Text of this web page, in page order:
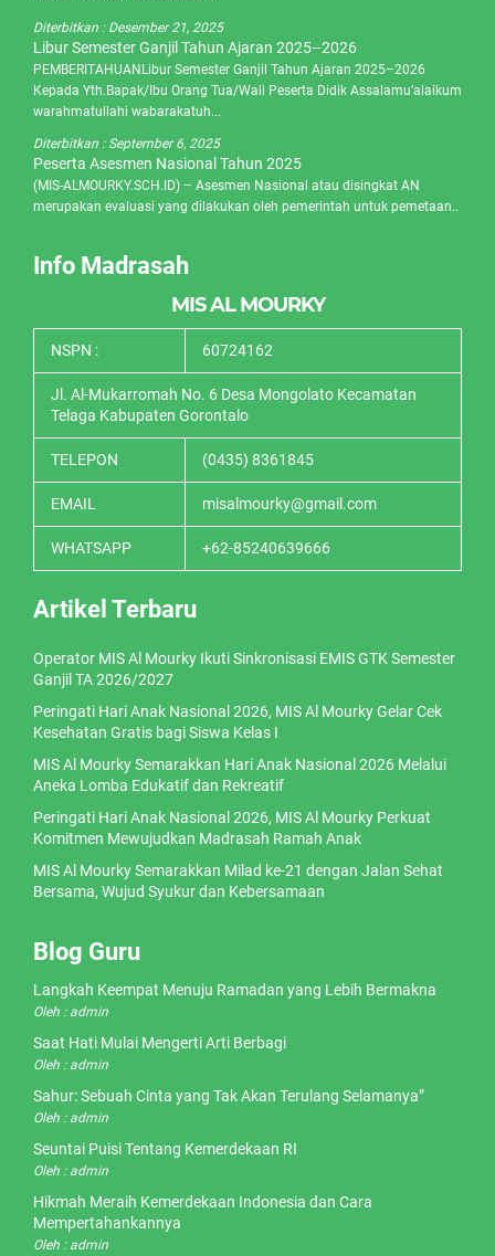
Diterbitkan : Desember 21, 2025
Libur Semester Ganjil Tahun Ajaran 2025–2026
PEMBERITAHUANLibur Semester Ganjil Tahun Ajaran 2025–2026
Kepada Yth.Bapak/Ibu Orang Tua/Wali Peserta Didik Assalamu’alaikum
warahmatullahi wabarakatuh...
Diterbitkan : September 6, 2025
Peserta Asesmen Nasional Tahun 2025
(MIS-ALMOURKY.SCH.ID) – Asesmen Nasional atau disingkat AN
merupakan evaluasi yang dilakukan oleh pemerintah untuk pemetaan..
Info Madrasah
MIS AL MOURKY
NSPN : 60724162
Jl. Al-Mukarromah No. 6 Desa Mongolato Kecamatan
Telaga Kabupaten Gorontalo
TELEPON (0435) 8361845
EMAIL misalmourky@gmail.com
WHATSAPP +62-85240639666
Artikel Terbaru
Operator MIS Al Mourky Ikuti Sinkronisasi EMIS GTK Semester
Ganjil TA 2026/2027
Peringati Hari Anak Nasional 2026, MIS Al Mourky Gelar Cek
Kesehatan Gratis bagi Siswa Kelas I
MIS Al Mourky Semarakkan Hari Anak Nasional 2026 Melalui
Aneka Lomba Edukatif dan Rekreatif
Peringati Hari Anak Nasional 2026, MIS Al Mourky Perkuat
Komitmen Mewujudkan Madrasah Ramah Anak
MIS Al Mourky Semarakkan Milad ke-21 dengan Jalan Sehat
Bersama, Wujud Syukur dan Kebersamaan
Blog Guru
Langkah Keempat Menuju Ramadan yang Lebih Bermakna
Oleh : admin
Saat Hati Mulai Mengerti Arti Berbagi
Oleh : admin
Sahur: Sebuah Cinta yang Tak Akan Terulang Selamanya”
Oleh : admin
Seuntai Puisi Tentang Kemerdekaan RI
Oleh : admin
Hikmah Meraih Kemerdekaan Indonesia dan Cara
Mempertahankannya
Oleh : admin